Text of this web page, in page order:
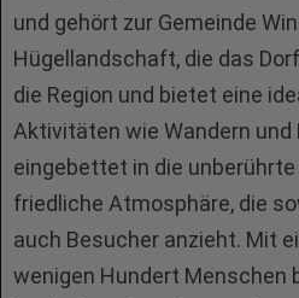
und gehört zur Gemeinde
Hügellandschaft, die das
die Region und bietet eine
Aktivitäten wie Wandern und
eingebettet in die
friedliche Atmosphäre, die
auch Besucher anzieht. Mit
wenigen Hundert Menschen